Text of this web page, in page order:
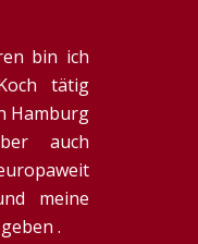
bin ich
tätig
Hamburg
auch
meine
.